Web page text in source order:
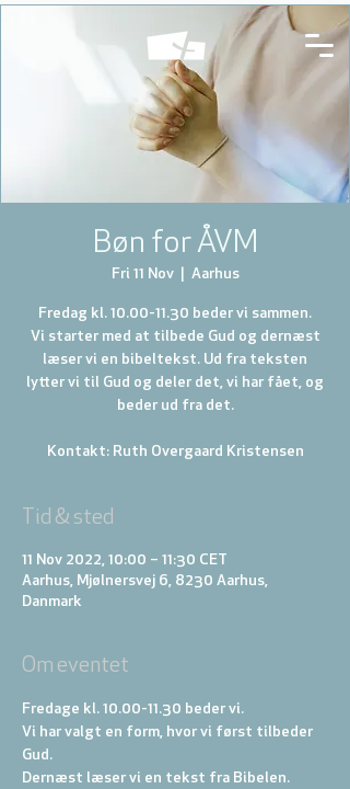
Bøn for ÅVM
Fri 11 Nov
  |
Aarhus
Fredag kl. 10.00-11.30 beder vi sammen.
Vi starter med at tilbede Gud og dernæst
læser vi en bibeltekst. Ud fra teksten
lytter vi til Gud og deler det, vi har fået, og
beder ud fra det.
Kontakt: Ruth Overgaard Kristensen
Tid & sted
11 Nov 2022, 10:00 – 11:30 CET
Aarhus, Mjølnersvej 6, 8230 Aarhus,
Danmark
Om eventet
Fredage kl. 10.00-11.30 beder vi.
Vi har valgt en form, hvor vi først tilbeder
Gud.
Dernæst læser vi en tekst fra Bibelen.